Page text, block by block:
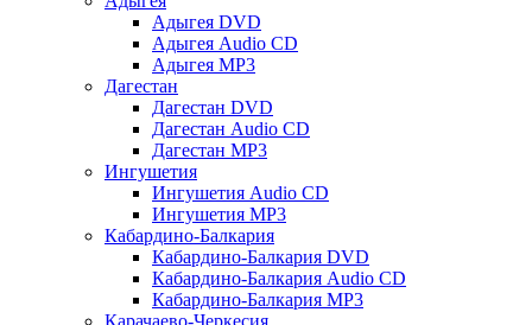
Адыгея DVD
Адыгея Audio CD
Адыгея MP3
Дагестан
Дагестан DVD
Дагестан Audio CD
Дагестан MP3
Ингушетия
Ингушетия Audio CD
Ингушетия MP3
Кабардино-Балкария
Кабардино-Балкария DVD
Кабардино-Балкария Audio CD
Кабардино-Балкария MP3
Карачаево-Черкесия